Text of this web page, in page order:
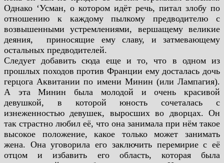
Однако ‘Усман, о котором идёт речь, питал злобу по
отношению к каждому пылкому предводителю с
возвышенными устремлениями, вершащему великие
деяния, приносящие ему славу, и затмевающему
остальных предводителей.
Следует добавить сюда еще и то, что в одном из
прошлых походов против Франции ему досталась дочь
герцога Аквитании по имени Минин (или Лампагия).
А эта Минин была молодой и очень красивой
девушкой, в которой юность сочеталась с
изнеженностьюдевушек, выросших во дворцах. Он
так страстно любил её, что она занимала при нём такое
высокое положение, какое только может занимать
жена. Она уговорила его заключить перемирие с её
отцоми избавить его область, которая была